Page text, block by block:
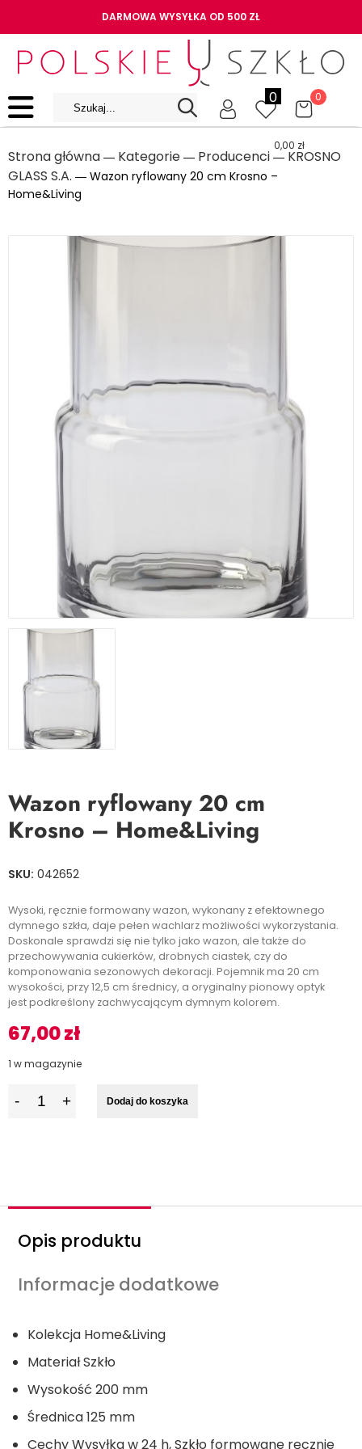
DARMOWA WYSYŁKA OD 500 ZŁ
0 0
0,00 zł
Strona główna ― Kategorie ― Producenci ― KROSNO
GLASS S.A. ― Wazon ryflowany 20 cm Krosno –
Home&Living
Wazon ryflowany 20 cm
Krosno – Home&Living
SKU: 042652
Wysoki, ręcznie formowany wazon, wykonany z efektownego
dymnego szkła, daje pełen wachlarz możliwości wykorzystania.
Doskonale sprawdzi się nie tylko jako wazon, ale także do
przechowywania cukierków, drobnych ciastek, czy do
komponowania sezonowych dekoracji. Pojemnik ma 20 cm
wysokości, przy 12,5 cm średnicy, a oryginalny pionowy optyk
jest podkreślony zachwycającym dymnym kolorem.
67,00zł
1 w magazynie
Dodaj do koszyka
Opis produktu
Informacje dodatkowe
Kolekcja Home&Living
MateriałSzkło
Wysokość 200 mm
Średnica125 mm
CechyWysyłka w 24 h, Szkło formowane ręcznie